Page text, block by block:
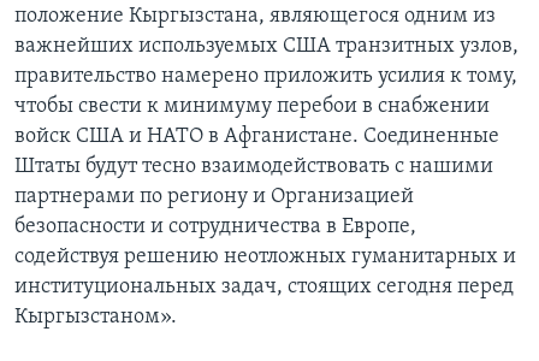
положение Кыргызстана, являющегося одним из
важнейших используемых США транзитных узлов,
правительство намерено приложить усилия к тому,
чтобы свести к минимуму перебои в снабжении
войск США и НАТО в Афганистане. Соединенные
Штаты будут тесно взаимодействовать с нашими
партнерами по региону и Организацией
безопасности и сотрудничества в Европе,
содействуя решению неотложных гуманитарных и
институциональных задач, стоящих сегодня перед
Кыргызстаном».